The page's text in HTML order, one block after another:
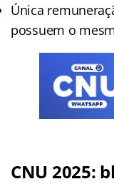
Única
possuem o
CNU 2025: